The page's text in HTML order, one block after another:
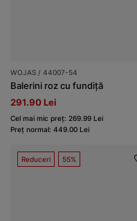
WOJAS / 44007-54
Balerini roz cu fundiță
291.90 Lei
Cel mai mic preț: 269.99 Lei
Preț normal: 449.00 Lei
Reduceri 55%